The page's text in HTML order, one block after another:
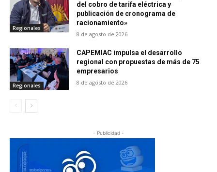
Regionales
del cobro de tarifa eléctrica y
publicación de cronograma de
racionamiento»
8 de agosto de 2026
Regionales
CAPEMIAC impulsa el desarrollo
regional con propuestas de más de 75
empresarios
8 de agosto de 2026
- Publicidad -